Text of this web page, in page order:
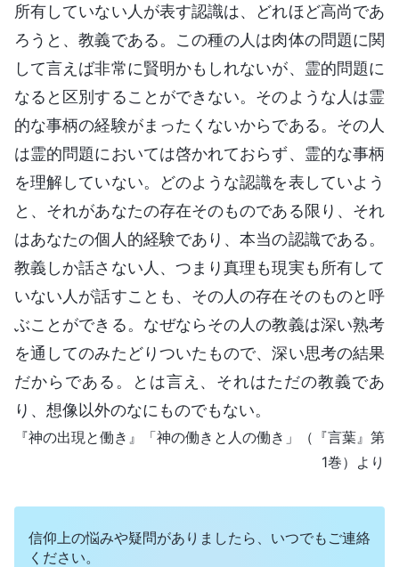
所有していない人が表す認識は、どれほど高尚であ
ろうと、教義である。この種の人は肉体の問題に関
して言えば非常に賢明かもしれないが、霊的問題に
なると区別することができない。そのような人は霊
的な事柄の経験がまったくないからである。その人
は霊的問題においては啓かれておらず、霊的な事柄
を理解していない。どのような認識を表していよう
と、それがあなたの存在そのものである限り、それ
はあなたの個人的経験であり、本当の認識である。
教義しか話さない人、つまり真理も現実も所有して
いない人が話すことも、その人の存在そのものと呼
ぶことができる。なぜならその人の教義は深い熟考
を通してのみたどりついたもので、深い思考の結果
だからである。とは言え、それはただの教義であ
り、想像以外のなにものでもない。
『神の出現と働き』「神の働きと人の働き」（『言葉』第
1巻）より
信仰上の悩みや疑問がありましたら、いつでもご連絡
ください。